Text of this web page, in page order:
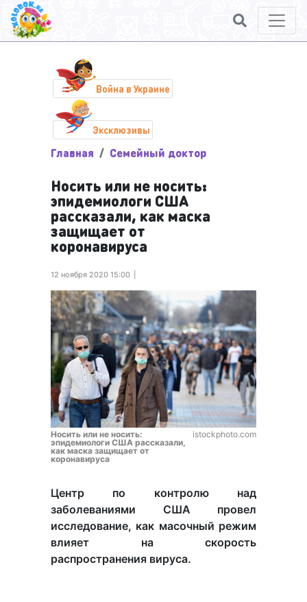
Война в Украине
Эксклюзивы
Главная Семейный доктор
Носить или не носить:
эпидемиологи США
рассказали, как маска
защищает от
коронавируса
12 ноября 2020 15:00
Носить или не носить:
эпидемиологи США рассказали,
как маска защищает от
коронавируса
istockphoto.com
Центр по контролю над
заболеваниями США провел
исследование, как масочный режим
влияет на скорость
распространения вируса.